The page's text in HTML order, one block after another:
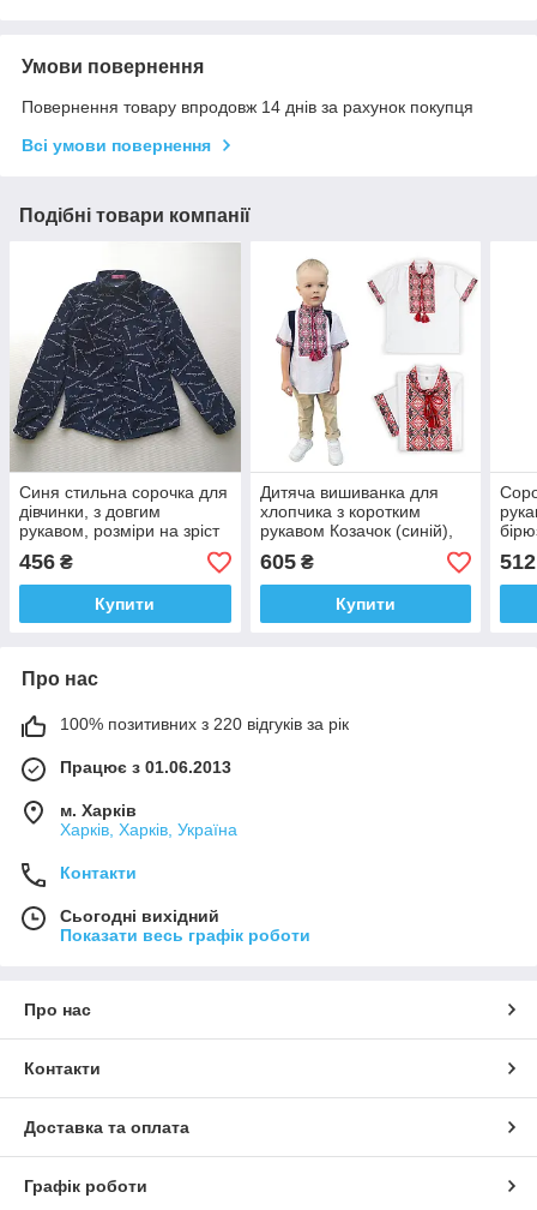
Умови повернення
Повернення товару впродовж 14 днів за рахунок покупця
Всі умови повернення
Подібні товари компанії
Синя стильна сорочка для
дівчинки, з довгим
рукавом, розміри на зріст
122 — 152
456 ₴
Купити
Дитяча вишиванка для
хлопчика з коротким
рукавом Козачок (синій),
розміри на рости 146, 152
605₴
Купити
512
Про нас
100% позитивних з 220 відгуків за рік
Працює з 01.06.2013
м. Харків
Харків, Харків, Україна
Контакти
Сьогодні вихідний
Показати весь графік роботи
Про нас
Контакти
Доставка та оплата
Графік роботи